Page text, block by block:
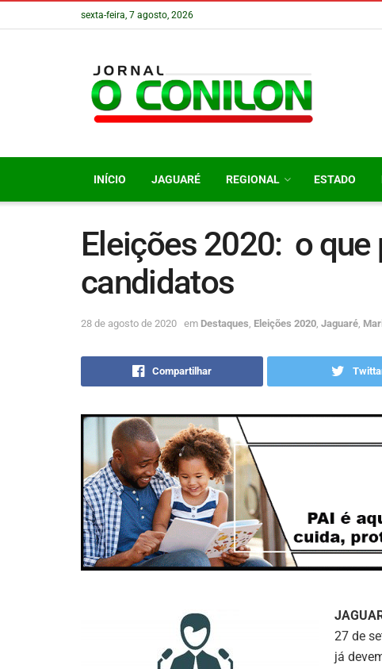
sexta-feira, 7 agosto, 2026
INÍCIO JAGUARÉ REGIONAL ESTADO
Eleições 2020: o
candidatos
28 de agosto de 2020 em Destaques Eleições 2020 Jaguaré
Compartilhar
27 de
já